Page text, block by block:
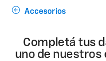
Accesorios
Completá tus
uno de nuestros